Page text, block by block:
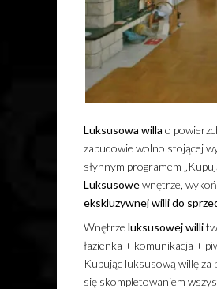
Luksusowa willa o
zabudowie wolno stojącej
słynnym programem
Luksusowewnętrze,
ekskluzywnej willi do
Wnętrze luksusowej willi
łazienka + komunikacja +
Kupując luksusową willę za
się skompletowaniem